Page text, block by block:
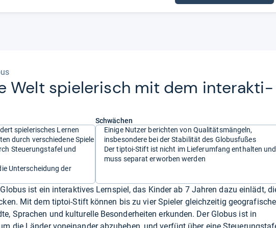
Welt spie­le­risch mit dem inter­ak­ti­
spielerisches Lernen
durch verschiedene Spiele
Steuerungstafel und
Unterscheidung der
Schwächen
Einige Nutzer berichten von Qualitätsmängeln,
insbesondere bei der Stabilität des Globusfußes
Der tiptoi-Stift ist nicht im Lieferumfang enthalten und
muss separat erworben werden
ist ein interaktives Lernspiel, das Kinder ab 7 Jahren dazu einlädt,
Mit dem tiptoi-Stift können bis zu vier Spieler gleichzeitig geografische
Sprachen und kulturelle Besonderheiten erkunden. Der Globus ist in